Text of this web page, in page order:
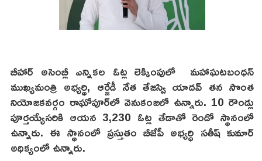
బీహార్ అసెంబ్లీ ఎన్నికల ఓట్ల లెక్కింపులో మహాఘటబంధన్
ముఖ్యమంత్రి అభ్యర్థి, ఆర్జేడీ నేత తేజస్వి యాదవ్ తన సొంత
నియోజకవర్గం రాఘోపూర్‌లో వెనుకంజలో ఉన్నారు. 10 రౌండ్లు
పూర్తయ్యేసరికి ఆయన 3,230 ఓట్ల తేడాతో రెండో స్థానంలో
ఉన్నారు. ఈ స్థానంలో ప్రస్తుతం బీజేపీ అభ్యర్ధి సతీష్ కుమార్
అధిక్యంలో ఉన్నారు.